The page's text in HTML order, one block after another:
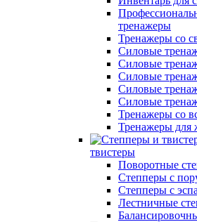
тренажеры
Тренажеры со
Силовые
Силовые
Силовые
Силовые
Силовые
Тренажеры со
Тренажеры для
твистеры
Поворотные
Степперы с
Степперы с
Лестничные